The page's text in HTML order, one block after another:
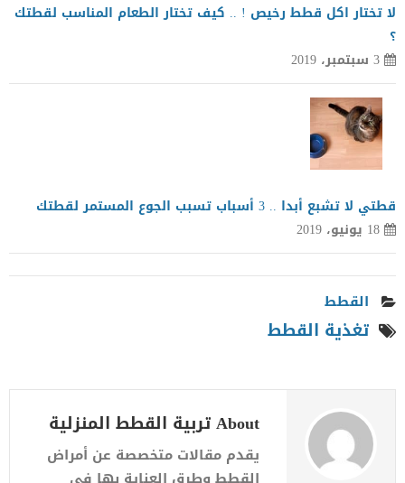
لا تختار اكل قطط رخيص ! .. كيف تختار الطعام المناسب لقطتك
؟
3 سبتمبر، 2019
قطتي لا تشبع أبدا .. 3 أسباب تسبب الجوع المستمر لقطتك
18 يونيو، 2019
القطط
تغذية القطط
About تربية القطط المنزلية
يقدم مقالات متخصصة عن أمراض